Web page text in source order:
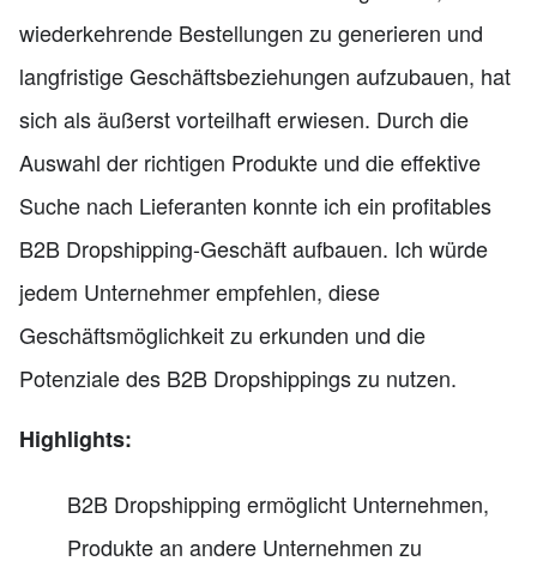
wiederkehrende Bestellungen zu generieren und
langfristige Geschäftsbeziehungen aufzubauen, hat
sich als äußerst vorteilhaft erwiesen. Durch die
Auswahl der richtigen Produkte und die effektive
Suche nach Lieferanten konnte ich ein profitables
B2B Dropshipping-Geschäft aufbauen. Ich würde
jedem Unternehmer empfehlen, diese
Geschäftsmöglichkeit zu erkunden und die
Potenziale des B2B Dropshippings zu nutzen.
Highlights:
B2B Dropshipping ermöglicht Unternehmen,
Produkte an andere Unternehmen zu